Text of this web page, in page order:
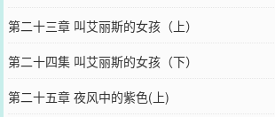
第二十三章 叫艾丽斯的女孩（上）
第二十四集 叫艾丽斯的女孩（下）
第二十五章 夜风中的紫色(上)